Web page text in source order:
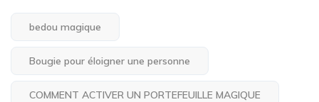
bedou magique
Bougie pour éloigner une personne
COMMENT ACTIVER UN PORTEFEUILLE MAGIQUE